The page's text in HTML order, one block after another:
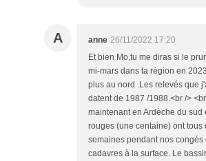
A anne 26/11/2022 17:20
Et bien Mo,tu me diras si le
mi-mars dans ta région en
plus au nord .Les relevés que
datent de 1987 /1988.<br />
maintenant en Ardèche du sud
rouges (une centaine) ont tous
semaines pendant nos congés
cadavres à la surface. Le